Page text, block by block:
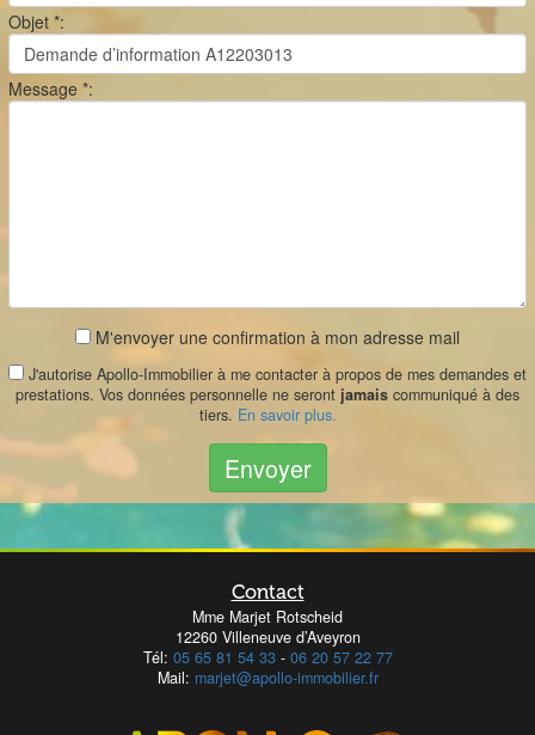
Objet *:
Message *:
M'envoyer une confirmation à mon adresse mail
J'autorise Apollo-Immobilier à me contacter à propos de mes demandes et
prestations. Vos données personnelle ne seront jamais communiqué à des
tiers. En savoir plus.
Envoyer
Contact
Mme Marjet Rotscheid
12260 Villeneuve d’Aveyron
Tél: 05 65 81 54 33- 06 20 57 22 77
Mail: marjet@apollo-immobilier.fr